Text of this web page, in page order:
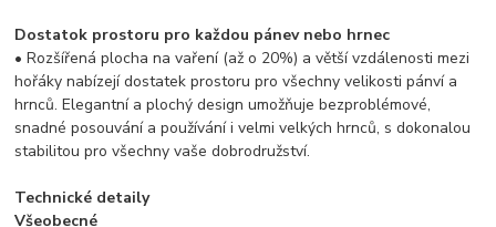
Dostatok prostoru pro každou pánev nebo hrnec
• Rozšířená plocha na vaření (až o 20%) a větší vzdálenosti mezi
hořáky nabízejí dostatek prostoru pro všechny velikosti pánví a
hrnců. Elegantní a plochý design umožňuje bezproblémové,
snadné posouvání a používání i velmi velkých hrnců, s dokonalou
stabilitou pro všechny vaše dobrodružství.
Technické detaily
Všeobecné